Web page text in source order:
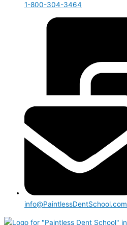
1-800-304-3464
info@PaintlessDentSchool.com